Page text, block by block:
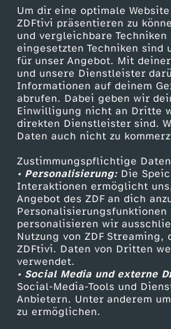
Um dir eine optimale Website
ZDFtivi präsentieren zu
und vergleichbare
eingesetzten Techniken
für unser Angebot. Mit
und unsere Dienstleister
Informationen auf deinem
abrufen. Dabei geben wir
Einwilligung nicht an Dritte
direkten Dienstleister sind.
Daten auch nicht zu
Zustimmungspflichtige
• Personalisierung:Die
Interaktionen ermöglicht
Angebot des ZDF an dich
Personalisierungsfunktionen
personalisieren wir
Nutzung von ZDF Streaming,
ZDFtivi. Daten von Dritten
verwendet.
• Social Media und externe
Social-Media-Tools und
Anbietern. Unter anderem
zu ermöglichen.
e
d
e
r
G
e
w
a
l
t
Mehr ZDF
ZDF-Apps
Smart TV
ZDFtext
Livestreams
Sendungen A-Z
TV-Programm
ZDF Unternehmen
Karriere